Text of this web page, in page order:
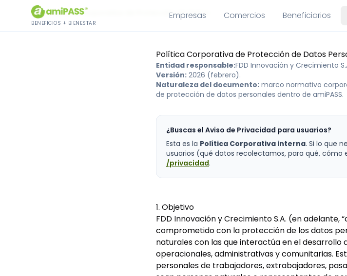
Saltar al contenido
BENEFICIOS + BIENESTAR
Empresas Comercios Beneficiarios
Inicio›Política Corporativa de Protección de Datos
Política Corporativa de Protección de Datos
Entidad responsable:FDD Innovación y Crecimiento
Versión: 2026 (febrero).
Naturaleza del documento: marco normativo
de protección de datos personales dentro de amiPASS.
¿Buscas el Aviso de Privacidad para usuarios?
Esta es la Política Corporativa interna. Si lo que
usuarios (qué datos recolectamos, para qué, cómo
/privacidad.
1. Objetivo
FDD Innovación y Crecimiento S.A. (en adelante,
comprometido con la protección de los datos
naturales con las que interactúa en el desarrollo
operacionales, administrativas y comunitarias.
personales de trabajadores, extrabajadores,